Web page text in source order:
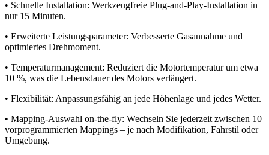
• Schnelle Installation: Werkzeugfreie Plug-and-Play-Installation in
nur 15 Minuten.
• Erweiterte Leistungsparameter: Verbesserte Gasannahme und
optimiertes Drehmoment.
• Temperaturmanagement: Reduziert die Motortemperatur um etwa
10 %, was die Lebensdauer des Motors verlängert.
• Flexibilität: Anpassungsfähig an jede Höhenlage und jedes Wetter.
• Mapping-Auswahl on-the-fly: Wechseln Sie jederzeit zwischen 10
vorprogrammierten Mappings – je nach Modifikation, Fahrstil oder
Umgebung.